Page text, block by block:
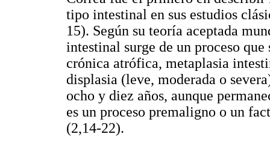
tipo intestinal en sus estudios
15). Según su teoría aceptada
intestinal surge de un proceso
crónica atrófica, metaplasia
displasia (leve, moderada o
ocho y diez años, aunque
es un proceso premaligno o un
(2,14-22).